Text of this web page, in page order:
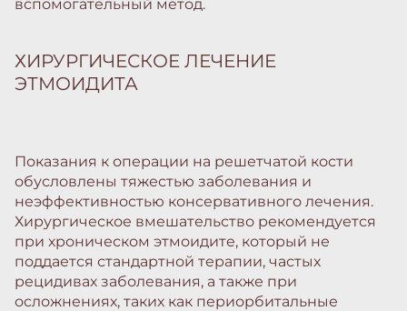
вспомогательный метод.
ХИРУРГИЧЕСКОЕ ЛЕЧЕНИЕ
ЭТМОИДИТА
Показания к операции на решетчатой кости
обусловлены тяжестью заболевания и
неэффективностью консервативного лечения.
Хирургическое вмешательство рекомендуется
при хроническом этмоидите, который не
поддается стандартной терапии, частых
рецидивах заболевания, а также при
осложнениях, таких как периорбитальные